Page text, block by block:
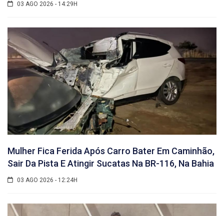
03 AGO 2026 - 14:29H
Mulher Fica Ferida Após Carro Bater Em Caminhão,
Sair Da Pista E Atingir Sucatas Na BR-116, Na Bahia
03 AGO 2026 - 12:24H